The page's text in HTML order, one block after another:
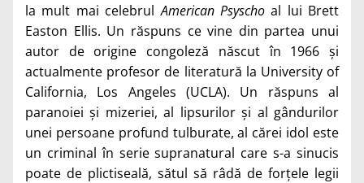
la mult mai celebrulAmerican Psyschoal lui Brett
Easton Ellis. Un răspuns ce vine din partea unui
autor de origine congoleză născut în 1966 și
actualmente profesor de literatură la University of
California, Los Angeles (UCLA). Un răspuns al
paranoiei și mizeriei, al lipsurilor și al gândurilor
unei persoane profund tulburate, al cărei idol este
un criminal în serie supranatural care s-a sinucis
poate de plictiseală, sătul să râdă de forțele legii